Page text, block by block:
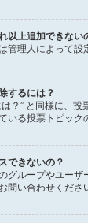
以上追加できない
管理人によって設
するには？
？” と同様に、
いる投票トピッ
できないの？
グループやユー
問い合わせくださ